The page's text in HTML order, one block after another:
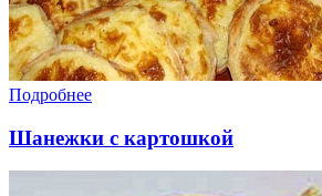
Подробнее
Шанежки с картошкой